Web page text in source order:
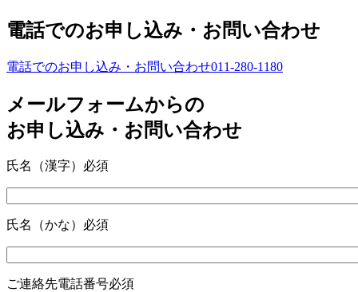
電話でのお申し込み・お問い合わせ
電話でのお申し込み・お問い合わせ01 1-280-1 180
メールフォームからの
お申し込み・お問い合わせ
氏名（漢字） 必須
氏名（かな） 必須
ご連絡先電話番号必須